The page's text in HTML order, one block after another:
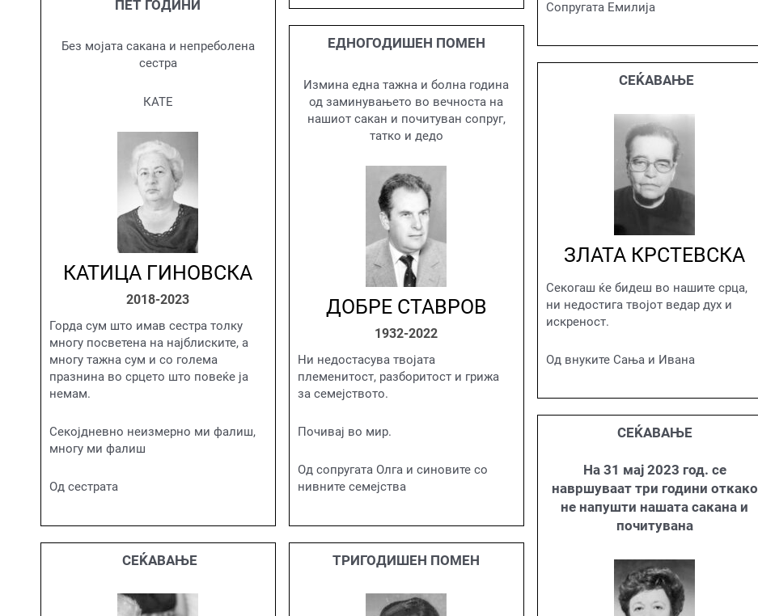
Сопругата Емилија
ПЕТ ГОДИНИ
Без мојата сакана и непреболена
сестра
КАТЕ
КАТИЦА ГИНОВСКА
2018-2023
Горда сум што имав сестра толку
многу посветена на најблиските, а
многу тажна сум и со голема
празнина во срцето што повеќе ја
немам.
Секојдневно неизмерно ми фалиш,
многу ми фалиш
Од сестрата
ЕДНОГОДИШЕН ПОМЕН
Измина една тажна и болна година
од заминувањето во вечноста на
нашиот сакан и почитуван сопруг,
татко и дедо
ДОБРЕ СТАВРОВ
1932-2022
Ни недостасува твојата
племенитост, разборитост и грижа
за семејството.
Почивај во мир.
Од сопругата Олга и синовите со
нивните семејства
СЕЌАВАЊЕ
ЗЛАТА КРСТЕВСКА
Секогаш ќе бидеш во нашите срца,
ни недостига твојот ведар дух и
искреност.
Од внуките Сања и Ивана
СЕЌАВАЊЕ ТРИГОДИШЕН ПОМЕН
СЕЌАВАЊЕ
На 31 мај 2023 год. се
навршуваат три години откако
не напушти нашата сакана и
почитувана